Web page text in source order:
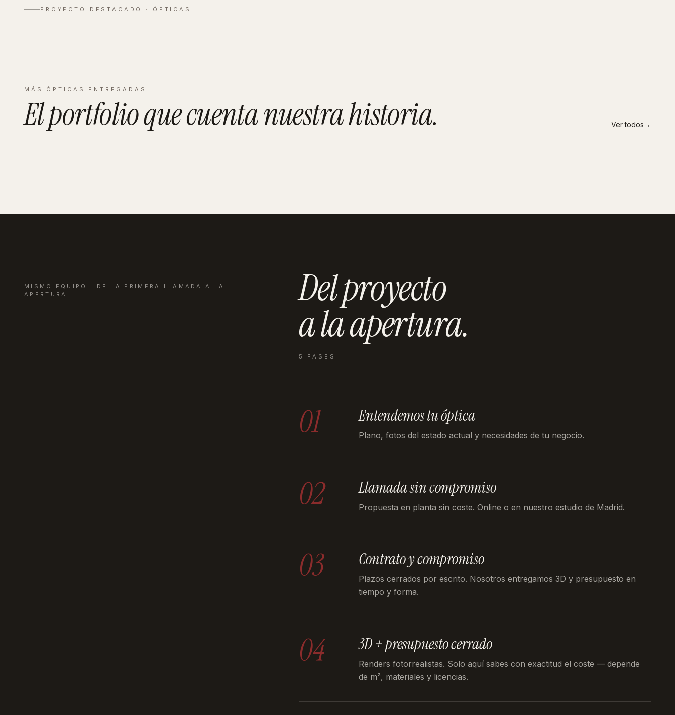
PROYECTO DESTACADO · ÓPTICAS
Zeiss Valladolid
MÁS ÓPTICAS ENTREGADAS
El portfolio quecuenta nuestra historia. Ver todos→
PAMPLONA
MISMO EQUIPO · DE LA PRIMERA LLAMADA A LA
APERTURA
Del proyecto
a laapertura.
5 FASES
01 Entendemos tu óptica
Plano, fotos del estado actual y necesidades de tu negocio.
02 Llamada sin compromiso
Propuesta en planta sin coste. Online o en nuestro estudio de Madrid.
03 Contrato y compromiso
Plazos cerrados por escrito. Nosotros entregamos 3D y presupuesto en
tiempo y forma.
04 3D + presupuesto cerrado
Renders fotorrealistas. Solo aquí sabes con exactitud el coste — depende
de m², materiales y licencias.